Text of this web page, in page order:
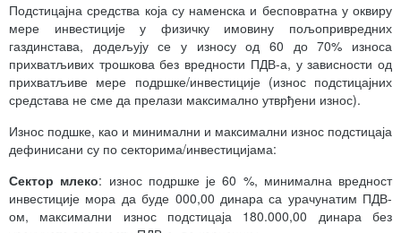
Подстицајна средства која су наменска и бесповратна у оквиру
мере инвестиције у физичку имовину пољопривредних
газдинстава, додељују се у износу од 60 до 70% износа
прихватљивих трошкова без вредности ПДВ-а, у зависности од
прихватљиве мере подршке/инвестиције (износ подстицајних
средстава не сме да прелази максимално утврђени износ).
Износ подшке, као и минимални и максимални износ подстицаја
дефинисани су по секторима/инвестицијама:
Сектор млеко: износ подршке је 60 %, минимална вредност
инвестиције мора да буде 000,00 динара са урачунатим ПДВ-
ом, максимални износ подстицаја 180.000,00 динара без